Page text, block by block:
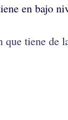
en bajo
que tiene de